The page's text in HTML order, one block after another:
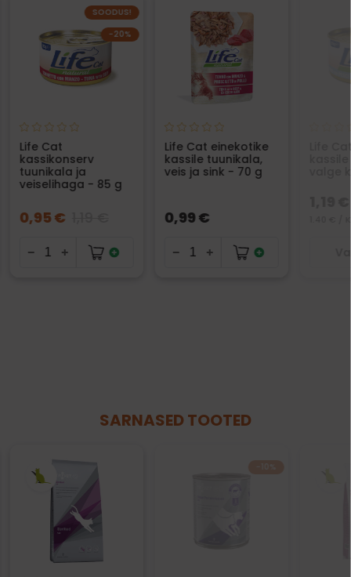
SOODUS!
−20%
Life Cat
kassikonserv
tuunikala ja
veiselihaga - 85 g
0,95 €
Life Cat einekotike
kassile tuunikala,
veis ja sink - 70 g
0,99 €
Life
SARNASED TOOTED